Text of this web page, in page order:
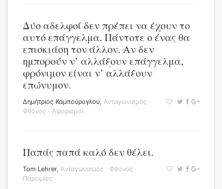
Δύο αδελφοί δεν πρέπει να έχουν το
αυτό επάγγελμα. Πάντοτε ο ένας θα
επισκιάση τον άλλον. Αν δεν
ημπορούν ν’ αλλάξουν επάγγελμα,
φρόνιμον είναι ν’ αλλάξουν
επώνυμον.
Δημήτριος Καμπούρογλου, Ανταγωνισμός ·
Φθόνος · Αφορισμοί
Παπάς παπά καλό δεν θέλει.
Tom Lehrer, Ανταγωνισμός · Φθόνος ·
Παροιμίες